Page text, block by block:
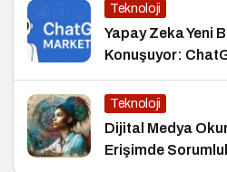
Teknoloji
Yapay Zeka Yeni
Konuşuyor:
ve Markalara
Teknoloji
Dijital Medya
Erişimde